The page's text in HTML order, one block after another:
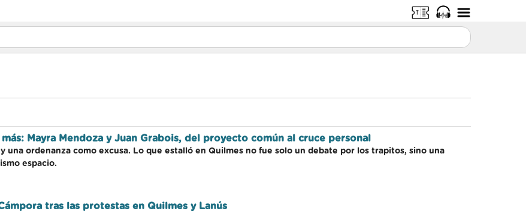
Mayra Mendoza y Juan Grabois, del proyecto común al cruce personal
ordenanza como excusa. Lo que estalló en Quilmes no fue solo un debate por los trapitos, sino una
espacio.
tras las protestas en Quilmes y Lanús